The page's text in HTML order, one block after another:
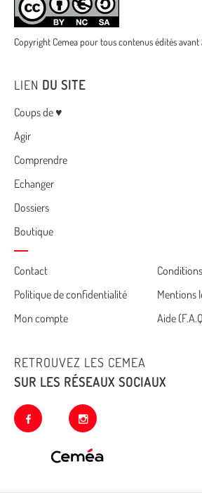
Copyright Cemea pour tous contenus édités avant
LIEN DU SITE
Menu
Coups de ♥
Agir
Comprendre
Echanger
Dossiers
Boutique
Cemea
footer
Contact
Politique de confidentialité
Mentions
Mon compte
Aide
RETROUVEZ LES CEMEA
SUR LES RÉSEAUX SOCIAUX
facebook instagram